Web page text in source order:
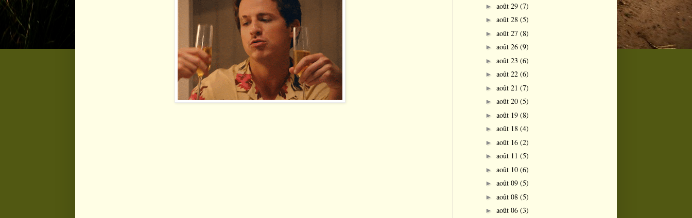
► août 29 (7)
► août 28 (5)
► août 27 (8)
► août 26 (9)
► août 23 (6)
► août 22 (6)
► août 21 (7)
► août 20 (5)
► août 19 (8)
► août 18 (4)
► août 16 (2)
► août 11 (5)
► août 10 (6)
► août 09 (5)
► août 08 (5)
► août 06 (3)